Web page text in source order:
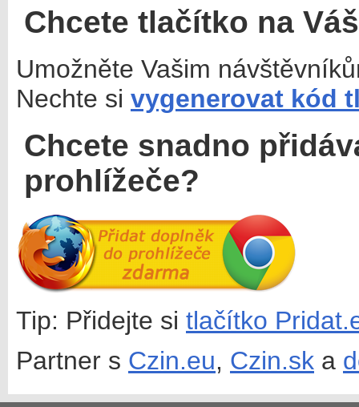
Chcete tlačítko na
Umožněte Vašim
Nechte si vygenerovat kód
Chcete snadno
prohlížeče?
Tip: Přidejte si tlačítko
Partner s Czin.eu, Czin.sk a